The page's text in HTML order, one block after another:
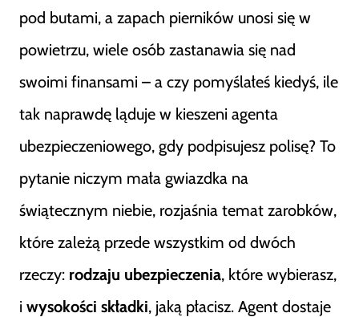
pod butami, a zapach pierników unosi się w
powietrzu, wiele osób zastanawia się nad
swoimi finansami – a czy pomyślałeś kiedyś, ile
tak naprawdę ląduje w kieszeni agenta
ubezpieczeniowego, gdy podpisujesz polisę? To
pytanie niczym mała gwiazdka na
świątecznym niebie, rozjaśnia temat zarobków,
które zależą przede wszystkim od dwóch
rzeczy: rodzaju ubezpieczenia, które wybierasz,
i wysokości składki, jaką płacisz. Agent dostaje